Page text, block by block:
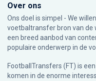
Over ons
Ons doel is simpel - We
voetbaltransfer bron van de
een breed aanbod van
populaire onderwerp in de
FootballTransfers (FT) is
komen in de enorme